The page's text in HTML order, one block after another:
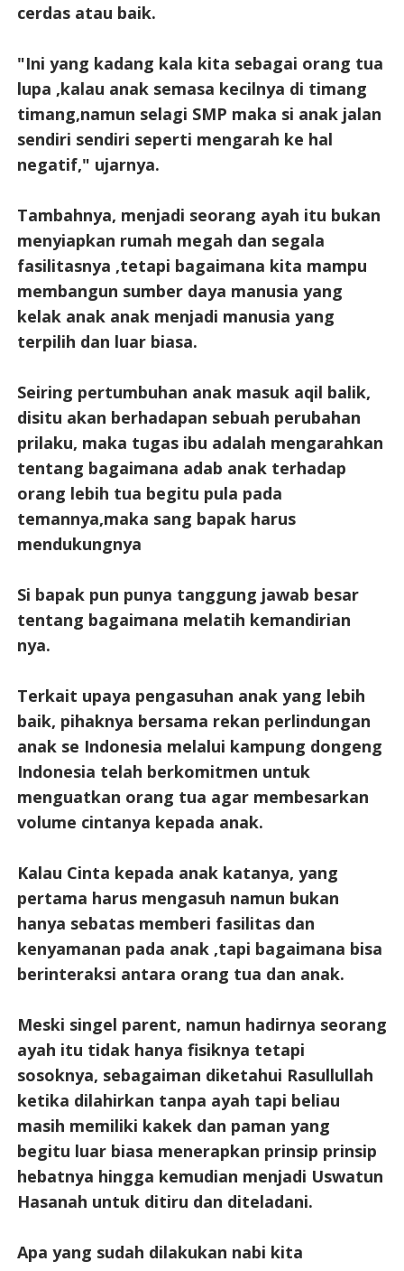
cerdas atau baik.
"Ini yang kadang kala kita sebagai orang tua
lupa ,kalau anak semasa kecilnya di timang
timang,namun selagi SMP maka si anak jalan
sendiri sendiri seperti mengarah ke hal
negatif," ujarnya.
Tambahnya, menjadi seorang ayah itu bukan
menyiapkan rumah megah dan segala
fasilitasnya ,tetapi bagaimana kita mampu
membangun sumber daya manusia yang
kelak anak anak menjadi manusia yang
terpilih dan luar biasa.
Seiring pertumbuhan anak masuk aqil balik,
disitu akan berhadapan sebuah perubahan
prilaku, maka tugas ibu adalah mengarahkan
tentang bagaimana adab anak terhadap
orang lebih tua begitu pula pada
temannya,maka sang bapak harus
mendukungnya
Si bapak pun punya tanggung jawab besar
tentang bagaimana melatih kemandirian
nya.
Terkait upaya pengasuhan anak yang lebih
baik, pihaknya bersama rekan perlindungan
anak se Indonesia melalui kampung dongeng
Indonesia telah berkomitmen untuk
menguatkan orang tua agar membesarkan
volume cintanya kepada anak.
Kalau Cinta kepada anak katanya, yang
pertama harus mengasuh namun bukan
hanya sebatas memberi fasilitas dan
kenyamanan pada anak ,tapi bagaimana bisa
berinteraksi antara orang tua dan anak.
Meski singel parent, namun hadirnya seorang
ayah itu tidak hanya fisiknya tetapi
sosoknya, sebagaiman diketahui Rasullullah
ketika dilahirkan tanpa ayah tapi beliau
masih memiliki kakek dan paman yang
begitu luar biasa menerapkan prinsip prinsip
hebatnya hingga kemudian menjadi Uswatun
Hasanah untuk ditiru dan diteladani.
Apa yang sudah dilakukan nabi kita